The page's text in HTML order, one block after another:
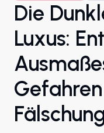
Die
Luxus: